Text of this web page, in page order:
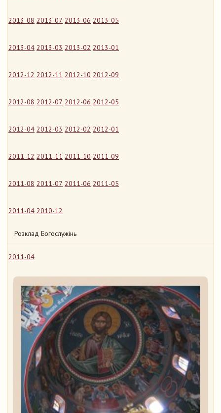
2013-08 2013-07 2013-06 2013-05
2013-04 2013-03 2013-02 2013-01
2012-12 2012-11 2012-10 2012-09
2012-08 2012-07 2012-06 2012-05
2012-04 2012-03 2012-02 2012-01
2011-12 2011-11 2011-10 2011-09
2011-08 2011-07 2011-06 2011-05
2011-04 2010-12
Розклад Богослужінь
2011-04